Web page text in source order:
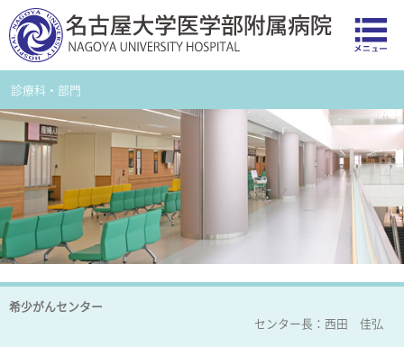
診療科・部門
希少がんセンター
センター長：西田 佳弘